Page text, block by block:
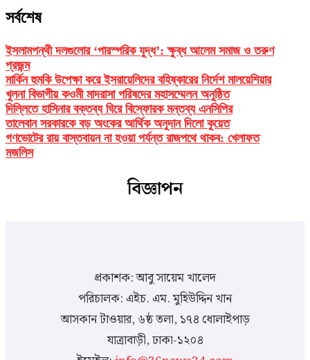
সর্বশেষ
ইসলামপন্থী দলগুলোর ‘পারস্পরিক যুদ্ধ’: ক্ষুব্ধ আলেম সমাজ ও তরুণ
প্রজন্ম
মার্কিন হুমকি উপেক্ষা করে ইসরায়েলিদের বহিষ্কারের নির্দেশ মালয়েশিয়ার
খুলনা বিভাগীয় কওমী মাদরাসা পরিষদের মহাসম্মেলন অনুষ্ঠিত
দিল্লিতে হাসিনার বক্তব্য ঘিরে বিস্ফোরক মন্তব্য এনসিপির
তালেবান সরকারকে বড় অংকের আর্থিক অনুদান দিলো কুয়েত
গণভোটের রায় বাস্তবায়ন না হওয়া পর্যন্ত রাজপথে থাকব: খেলাফত
মজলিস
বিজ্ঞাপন
প্রকাশক: আবু সায়েম খালেদ
পরিচালক: এইচ. এম. মুহিউদ্দিন খান
আসকান টাওয়ার, ৬ষ্ঠ তলা, ১৭৪ ধোলাইপাড়
যাত্রাবাড়ী, ঢাকা-১২০৪